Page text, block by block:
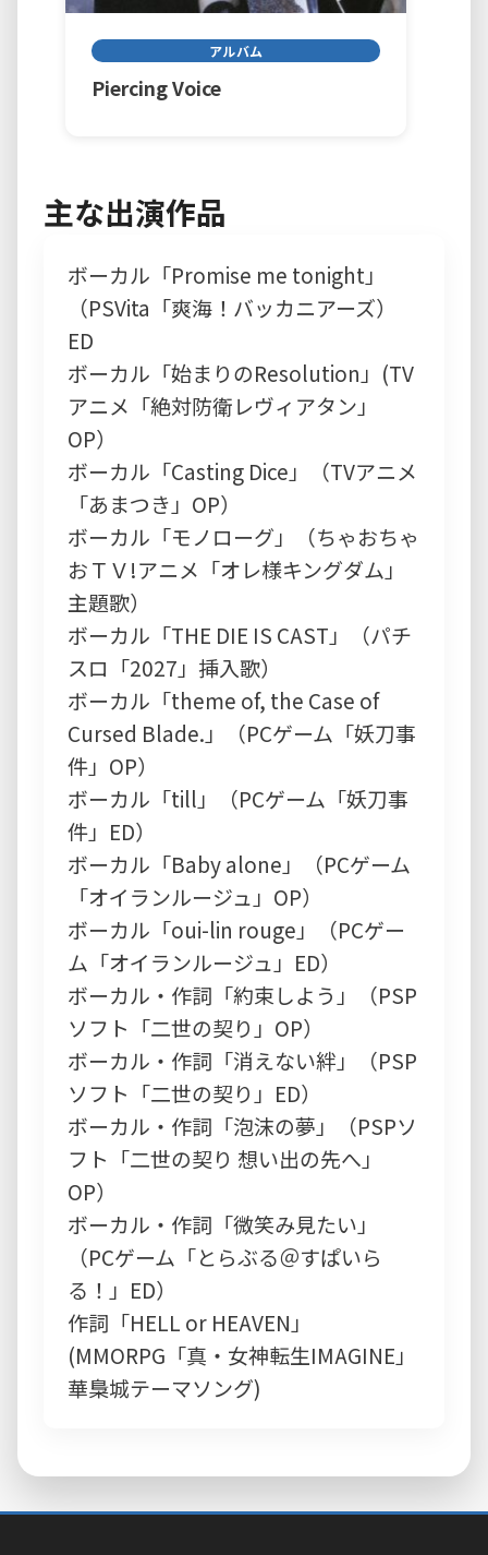
アルバム
Piercing Voice
主な出演作品
ボーカル「Promise me tonight」
（PSVita「爽海！バッカニアーズ）
ED
ボーカル「始まりのResolution」(TV
アニメ「絶対防衛レヴィアタン」
OP）
ボーカル「Casting Dice」（TVアニメ
「あまつき」OP）
ボーカル「モノローグ」（ちゃおちゃ
おＴＶ!アニメ「オレ様キングダム」
主題歌）
ボーカル「THE DIE IS CAST」（パチ
スロ「2027」挿入歌）
ボーカル「theme of, the Case of
Cursed Blade.」（PCゲーム「妖刀事
件」OP）
ボーカル「till」（PCゲーム「妖刀事
件」ED）
ボーカル「Baby alone」（PCゲーム
「オイランルージュ」OP）
ボーカル「oui-lin rouge」（PCゲー
ム「オイランルージュ」ED）
ボーカル・作詞「約束しよう」（PSP
ソフト「二世の契り」OP）
ボーカル・作詞「消えない絆」（PSP
ソフト「二世の契り」ED）
ボーカル・作詞「泡沫の夢」（PSPソ
フト「二世の契り 想い出の先へ」
OP）
ボーカル・作詞「微笑み見たい」
（PCゲーム「とらぶる＠すぱいら
る！」ED）
作詞「HELL or HEAVEN」
(MMORPG「真・女神転生IMAGINE」
華梟城テーマソング)